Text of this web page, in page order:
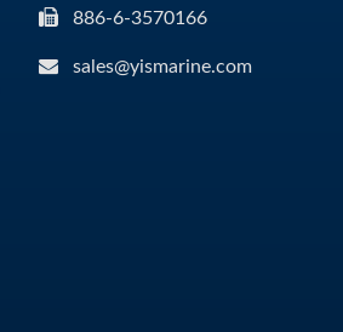
886-6-3570166
sales@yismarine.com